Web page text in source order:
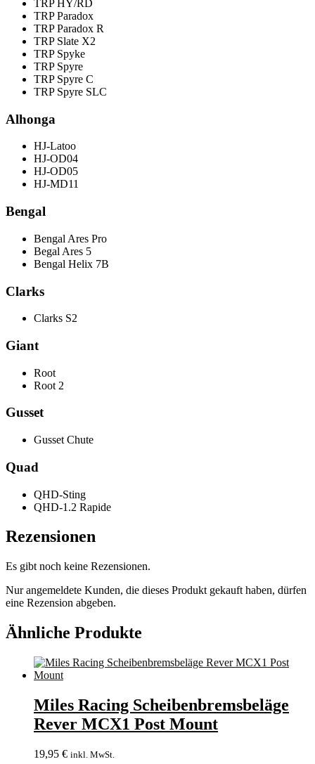
TRP HY/RD
TRP Paradox
TRP Paradox R
TRP Slate X2
TRP Spyke
TRP Spyre
TRP Spyre C
TRP Spyre SLC
Alhonga
HJ-Latoo
HJ-OD04
HJ-OD05
HJ-MD11
Bengal
Bengal Ares Pro
Begal Ares 5
Bengal Helix 7B
Clarks
Clarks S2
Giant
Root
Root 2
Gusset
Gusset Chute
Quad
QHD-Sting
QHD-1.2 Rapide
Rezensionen
Es gibt noch keine Rezensionen.
Nur angemeldete Kunden, die dieses Produkt gekauft haben, dürfen
eine Rezension abgeben.
Ähnliche Produkte
Miles Racing Scheibenbremsbeläge
Rever MCX1 Post Mount
19,95 € inkl. MwSt.